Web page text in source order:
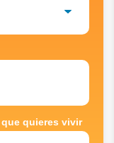
quieres vivir